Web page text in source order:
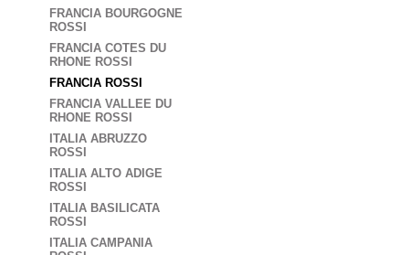
FRANCIA BOURGOGNE
ROSSI
FRANCIA COTES DU
RHONE ROSSI
FRANCIA ROSSI
FRANCIA VALLEE DU
RHONE ROSSI
ITALIA ABRUZZO
ROSSI
ITALIA ALTO ADIGE
ROSSI
ITALIA BASILICATA
ROSSI
ITALIA CAMPANIA